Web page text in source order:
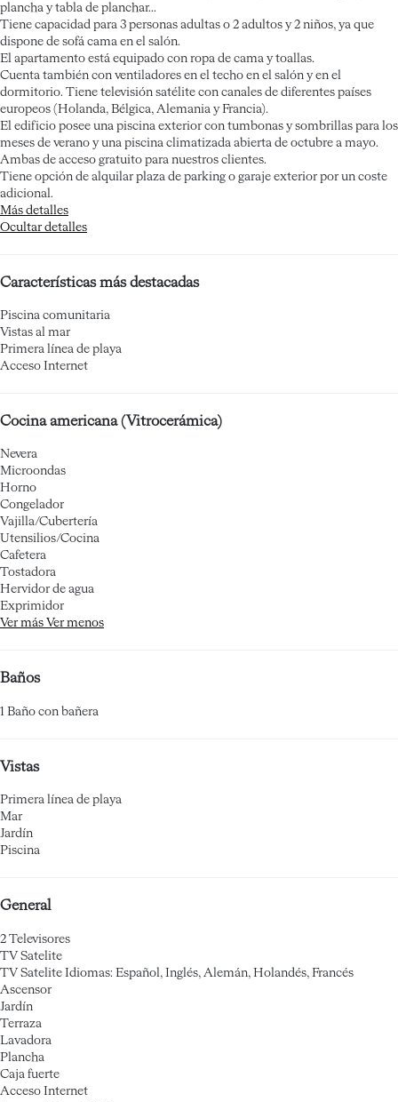
plancha y tabla de planchar...
Tiene capacidad para 3 personas adultas o 2 adultos y 2 niños, ya que
dispone de sofá cama en el salón.
El apartamento está equipado con ropa de cama y toallas.
Cuenta también con ventiladores en el techo en el salón y en el
dormitorio. Tiene televisión satélite con canales de diferentes países
europeos (Holanda, Bélgica, Alemania y Francia).
El edificio posee una piscina exterior con tumbonas y sombrillas para los
meses de verano y una piscina climatizada abierta de octubre a mayo.
Ambas de acceso gratuito para nuestros clientes.
Tiene opción de alquilar plaza de parking o garaje exterior por un coste
adicional.
Más detalles
Ocultar detalles
Características más destacadas
Piscina comunitaria
Vistas al mar
Primera línea de playa
Acceso Internet
Cocina americana (Vitrocerámica)
Nevera
Microondas
Horno
Congelador
Vajilla/Cubertería
Utensilios/Cocina
Cafetera
Tostadora
Hervidor de agua
Exprimidor
Ver más Ver menos
Baños
1 Baño con bañera
Vistas
Primera línea de playa
Mar
Jardín
Piscina
General
2 Televisores
TV Satelite
TV Satelite Idiomas: Español, Inglés, Alemán, Holandés, Francés
Ascensor
Jardín
Terraza
Lavadora
Plancha
Caja fuerte
Acceso Internet